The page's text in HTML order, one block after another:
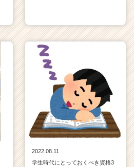
2022.08.11
学生時代にとっておくべき資格3